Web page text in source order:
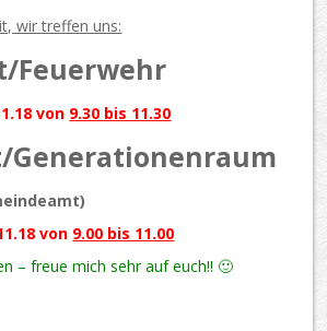
wir treffen uns:
Feuerwehr
von 9.30 bis 11.30
Generationenraum
von 9.00 bis 11.00
– freue mich sehr auf euch!! 🙂